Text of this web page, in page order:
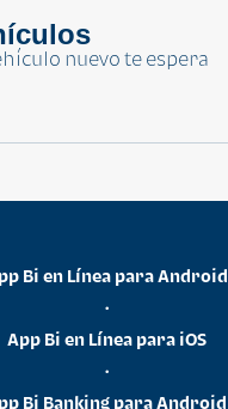
nuevo te espera
Bi en Línea para Android
•
App Bi en Línea para iOS
•
Bi Banking para Android